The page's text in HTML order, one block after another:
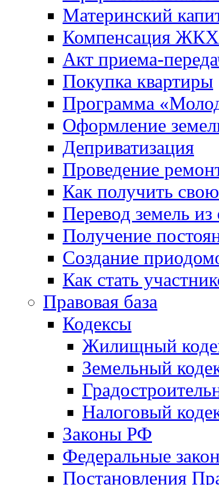
Материнский
Компенсация ЖКХ
Акт приема-
Покупка квартиры
Программа
Оформление
Деприватизация
Проведение
Как получить
Перевод земель
Получение
Создание
Как стать
Правовая база
Кодексы
Жилищный
Земельный
Налоговый
Законы РФ
Федеральные
Постановления